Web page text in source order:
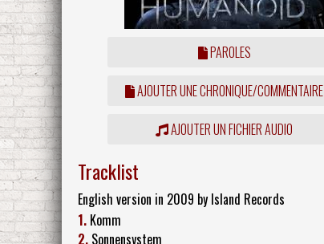
PAROLES
AJOUTER UNE CHRONIQUE/COMMENTAIRE
AJOUTER UN FICHIER AUDIO
Tracklist
English version in 2009 by Island Records
1. Komm
2. Sonnensystem